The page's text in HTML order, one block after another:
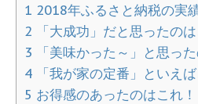
1 2018年ふるさと納税の実
2 「大成功」だと思ったのは
3 「美味かった～」と思っ
4 「我が家の定番」といえば
5 お得感のあったのはこれ！